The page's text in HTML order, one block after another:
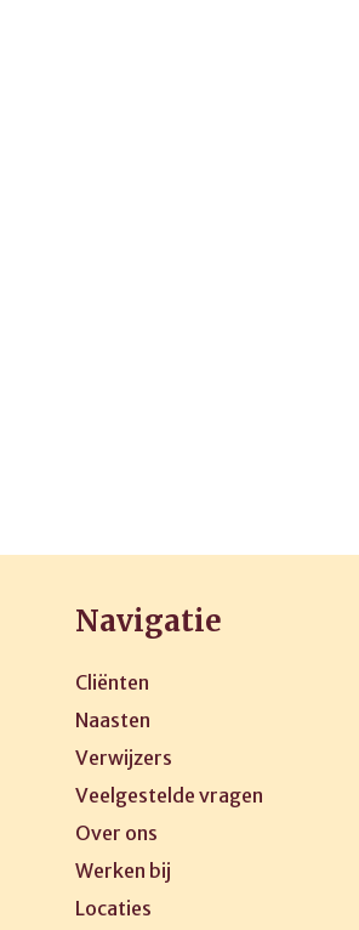
Navigatie
Cliënten
Naasten
Verwijzers
Veelgestelde vragen
Over ons
Werken bij
Locaties